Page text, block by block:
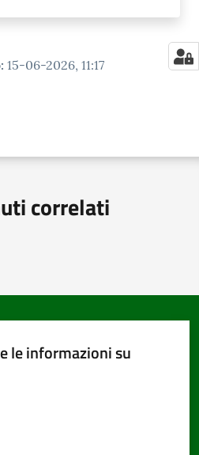
: 15-06-2026, 11:17
correlati
le informazioni su